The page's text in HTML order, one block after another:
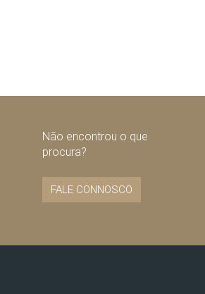
Não encontrou o que
procura?
FALE CONNOSCO